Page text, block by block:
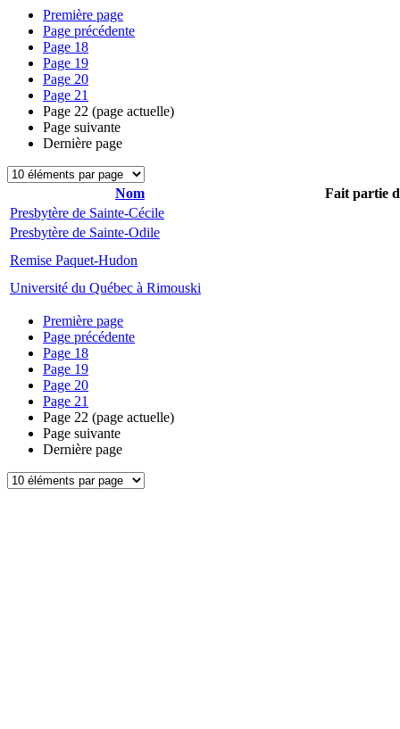
Première page
Page précédente
Page 18
Page 19
Page 20
Page 21
Page 22 (page actuelle)
Page suivante
Dernière page
Nom
Fait partie
Presbytère de Sainte-Cécile
Presbytère de Sainte-Odile
Remise Paquet-Hudon
Université du Québec à Rimouski
Première page
Page précédente
Page 18
Page 19
Page 20
Page 21
Page 22 (page actuelle)
Page suivante
Dernière page